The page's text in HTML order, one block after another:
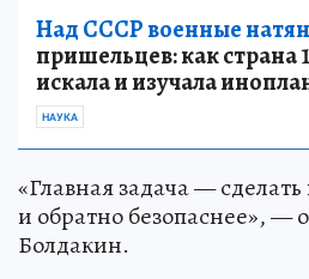
Над СССР военные
пришельцев: как страна
искала и изучала
НАУКА
«Главная задача —
и обратно безопаснее», —
Болдакин.